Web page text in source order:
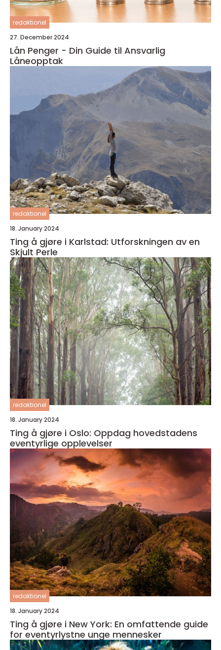
redaktionel
27. December 2024
Lån Penger - Din Guide til Ansvarlig
Låneopptak
redaktionel
18. January 2024
Ting å gjøre i Karlstad: Utforskningen av en
Skjult Perle
redaktionel
18. January 2024
Ting å gjøre i Oslo: Oppdag hovedstadens
eventyrlige opplevelser
redaktionel
18. January 2024
Ting å gjøre i New York: En omfattende guide
for eventyrlystne unge mennesker